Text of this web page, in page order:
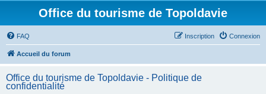
Office du tourisme de Topoldavie
FAQ Connexion
Inscription
Accueil du forum
Office du tourisme de Topoldavie - Politique de
confidentialité